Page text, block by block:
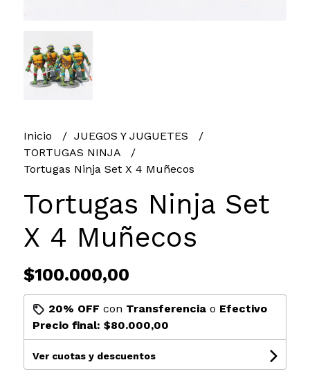
Inicio
JUEGOS Y JUGUETES
TORTUGAS NINJA
Tortugas Ninja Set X 4 Muñecos
Tortugas Ninja Set
X 4 Muñecos
$100.000,00
20% OFF con Transferenciao Efectivo
Precio final: $80.000,00
Ver cuotas y descuentos